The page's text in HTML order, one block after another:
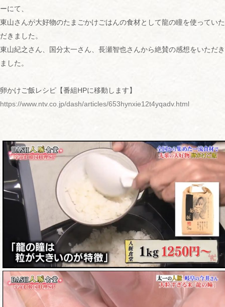
ーにて、
東山さんが大好物のたまごかけごはんの食材として龍の瞳を使っていた
だきました。
東山紀之さん、国分太一さん、長瀬智也さんから絶賛の感想をいただき
ました。
卵かけご飯レシピ【番組HPに移動します】
https://www.ntv.co.jp/dash/articles/653hynxie12t4yqadv.html